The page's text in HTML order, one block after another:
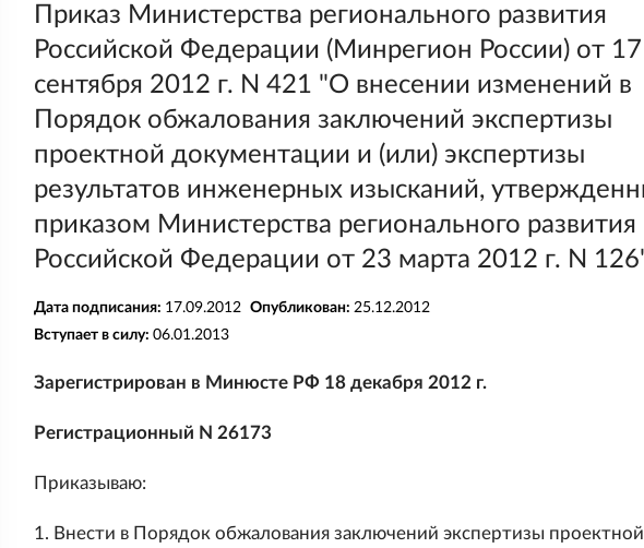
Приказ Министерства регионального развития
Российской Федерации (Минрегион России) от 17
сентября 2012 г. N 421 "О внесении изменений в
Порядок обжалования заключений экспертизы
проектной документации и (или) экспертизы
результатов инженерных изысканий,
приказом Министерства регионального развития
Российской Федерации от 23 марта 2012 г. N
Дата подписания: 17.09.2012 Опубликован: 25.12.2012
Вступает в силу: 06.01.2013
Зарегистрирован в Минюсте РФ 18 декабря 2012 г.
Регистрационный N 26173
Приказываю:
1. Внести в Порядок обжалования заключений экспертизы проектной